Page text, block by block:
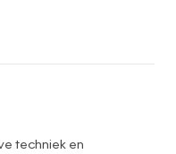
techniek en